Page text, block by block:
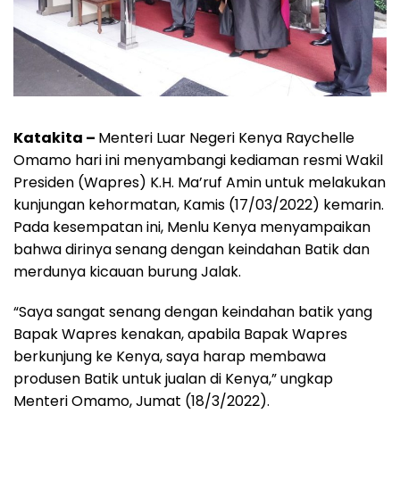
Katakita – Menteri Luar Negeri Kenya Raychelle
Omamo hari ini menyambangi kediaman resmi Wakil
Presiden (Wapres) K.H. Ma’ruf Amin untuk melakukan
kunjungan kehormatan, Kamis (17/03/2022) kemarin.
Pada kesempatan ini, Menlu Kenya menyampaikan
bahwa dirinya senang dengan keindahan Batik dan
merdunya kicauan burung Jalak.
“Saya sangat senang dengan keindahan batik yang
Bapak Wapres kenakan, apabila Bapak Wapres
berkunjung ke Kenya, saya harap membawa
produsen Batik untuk jualan di Kenya,” ungkap
Menteri Omamo, Jumat (18/3/2022).